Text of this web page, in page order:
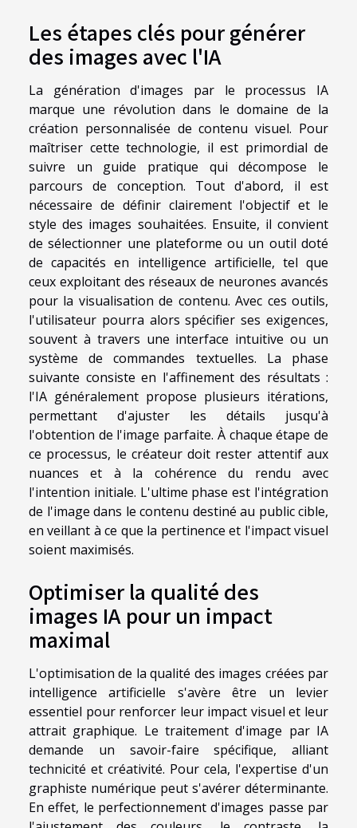
Les étapes clés pour générer
des images avec l'IA
La génération d'images par le processus IA
marque une révolution dans le domaine de la
création personnalisée de contenu visuel. Pour
maîtriser cette technologie, il est primordial de
suivre un guide pratique qui décompose le
parcours de conception. Tout d'abord, il est
nécessaire de définir clairement l'objectif et le
style des images souhaitées. Ensuite, il convient
de sélectionner une plateforme ou un outil doté
de capacités en intelligence artificielle, tel que
ceux exploitant des réseaux de neurones avancés
pour la visualisation de contenu. Avec ces outils,
l'utilisateur pourra alors spécifier ses exigences,
souvent à travers une interface intuitive ou un
système de commandes textuelles. La phase
suivante consiste en l'affinement des résultats :
l'IA généralement propose plusieurs itérations,
permettant d'ajuster les détails jusqu'à
l'obtention de l'image parfaite. À chaque étape de
ce processus, le créateur doit rester attentif aux
nuances et à la cohérence du rendu avec
l'intention initiale. L'ultime phase est l'intégration
de l'image dans le contenu destiné au public cible,
en veillant à ce que la pertinence et l'impact visuel
soient maximisés.
Optimiser la qualité des
images IA pour un impact
maximal
L'optimisation de la qualité des images créées par
intelligence artificielle s'avère être un levier
essentiel pour renforcer leur impact visuel et leur
attrait graphique. Le traitement d'image par IA
demande un savoir-faire spécifique, alliant
technicité et créativité. Pour cela, l'expertise d'un
graphiste numérique peut s'avérer déterminante.
En effet, le perfectionnement d'images passe par